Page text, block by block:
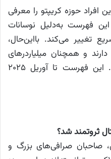
افراد حوزه کریپتو را معرفی
فهرست به‌دلیل نوسانات
تغییر می‌کند. بااین‌حال،
و همچنان میلیاردرهای
حوزه کریپتو به حساب می‌آیند. این فهرست تا آوریل ۲۰۲۵
ثروتمند شد؟
صاحبان صرافی‌های بزرگ و